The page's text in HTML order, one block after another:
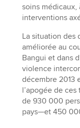
soins médicaux,
interventions
La situation des
améliorée au
Bangui et dans
violence
décembre 2013
l’apogée de
de 930 000
pays—et 450